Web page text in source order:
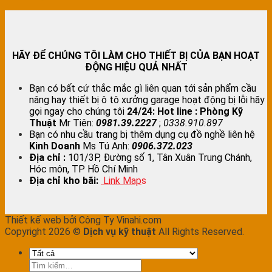
HÃY ĐỂ CHÚNG TÔI LÀM CHO THIẾT BỊ CỦA BẠN HOẠT
ĐỘNG HIỆU QUẢ NHẤT
Bạn có bất cứ thắc mắc gì liên quan tới sản phẩm cầu
nâng hay thiết bị ô tô xưởng garage hoạt động bị lỗi hãy
gọi ngay cho chúng tôi 24/24: Hot line : Phòng Kỹ
Thuật Mr Tiên: 0981.39.2227; 0338.910.897
Bạn có nhu cầu trang bị thêm dụng cụ đồ nghề liên hệ
Kinh Doanh Ms Tú Anh: 0906.372.023
Địa chỉ : 101/3P, Đường số 1, Tân Xuân Trung Chánh,
Hóc môn, TP Hồ Chí Minh
Địa chỉ kho bãi: Link Maps
Thiết kế web bởi Công Ty Vinahi.com
Copyright 2026 © Dịch vụ kỹ thuật All Rights Reserved.
Tìm